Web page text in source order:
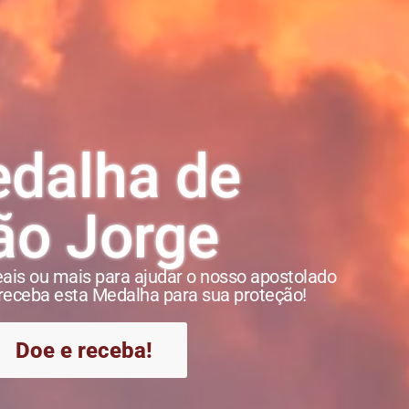
de
Jorge
ou mais para ajudar o nosso apostolado
esta Medalha para sua proteção!
Doe e receba!